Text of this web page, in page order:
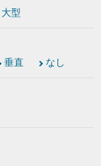
大型
垂直 なし